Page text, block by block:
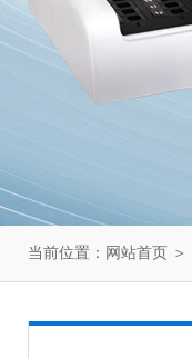
当前位置： 网站首页 ＞